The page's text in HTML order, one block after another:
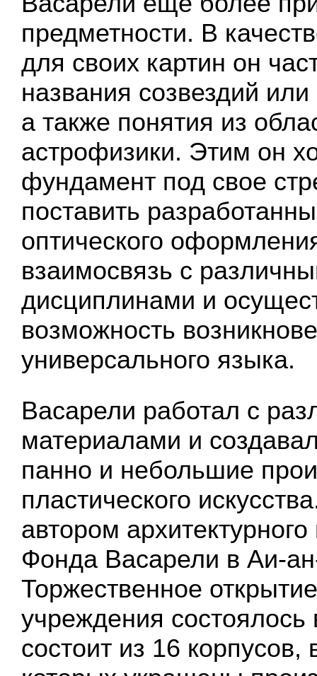
предметности. В
для своих картин он
названия созвездий
а также понятия из
астрофизики. Этим он
фундамент под свое
поставить
оптического
взаимосвязь с
дисциплинами и
возможность
универсального языка.
Васарели работал с
материалами и
панно и небольшие
пластического
автором
Фонда Васарели в Аи-
Торжественное
учреждения
состоит из 16